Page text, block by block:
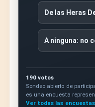
De las Heras
A ninguna: no
190 votos
Sondeo abierto de
es una encuesta
Ver todas las